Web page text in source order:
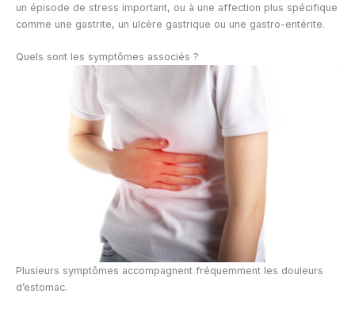
un épisode de stress important, ou à une affection plus spécifique
comme une gastrite, un ulcère gastrique ou une gastro-entérite.
Quels sont les symptômes associés ?
Plusieurs symptômes accompagnent fréquemment les douleurs
d’estomac.